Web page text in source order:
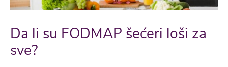
Da li su FODMAP šećeri loši za
sve?